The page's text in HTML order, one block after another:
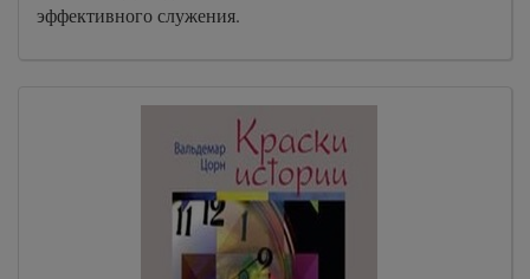
эффективного служения.